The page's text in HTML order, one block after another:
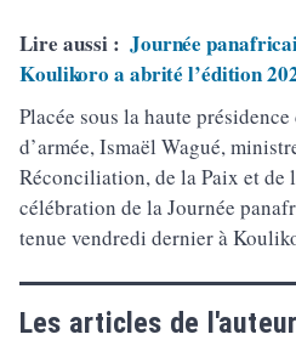
Lire aussi : Journée
Koulikoro a abrité l’édition
Placée sous la haute
d’armée, Ismaël Wagué,
Réconciliation, de la Paix et de
célébration de la Journée
tenue vendredi dernier à
Les articles de l'auteur